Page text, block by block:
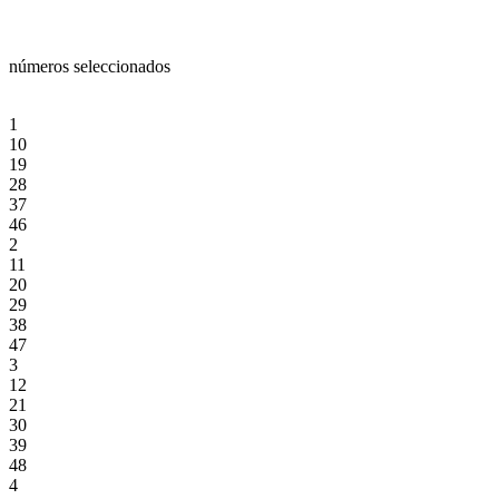
números seleccionados
1
10
19
28
37
46
2
11
20
29
38
47
3
12
21
30
39
48
4